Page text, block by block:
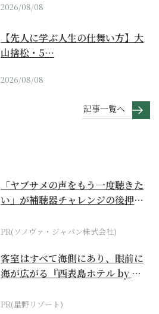
2026/08/08
【先人に学ぶ人生の仕舞い方】大
山捨松・5…
2026/08/08
記事一覧へ
「ヤブサメの声をもう一度聴きた
い」が補聴器チャレンジの後押し
PR(ソノヴァ・ジャパン株式会社)
客室はすべて海側にあり、眼前に
海が広がる『西表島ホテル by 星
PR(星野リゾート)